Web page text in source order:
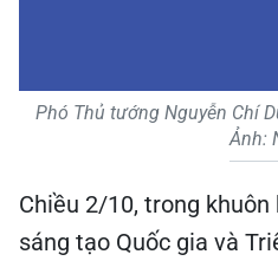
Phó Thủ tướng Nguyễn Chí
Ảnh:
Chiều 2/10, trong
sáng tạo Quốc gia và